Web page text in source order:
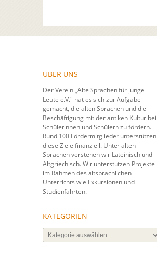
ÜBER UNS
Der Verein „Alte Sprachen für junge
Leute e.V." hat es sich zur Aufgabe
gemacht, die alten Sprachen und die
Beschäftigung mit der antiken Kultur bei
Schülerinnen und Schülern zu fördern.
Rund 100 Fördermitglieder unterstützen
diese Ziele finanziell. Unter alten
Sprachen verstehen wir Lateinisch und
Altgriechisch. Wir unterstützen Projekte
im Rahmen des altsprachlichen
Unterrichts wie Exkursionen und
Studienfahrten.
KATEGORIEN
Kategorien